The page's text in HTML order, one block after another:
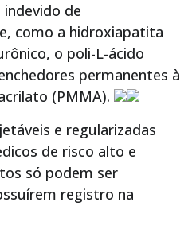
de
como a hidroxiapatita
o poli-L-ácido
permanentes à
(PMMA).
e regularizadas
de risco alto e
só podem ser
registro na